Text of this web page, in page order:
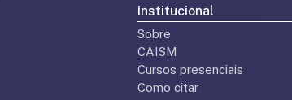
Institucional
Sobre
CAISM
Cursos presenciais
Como citar